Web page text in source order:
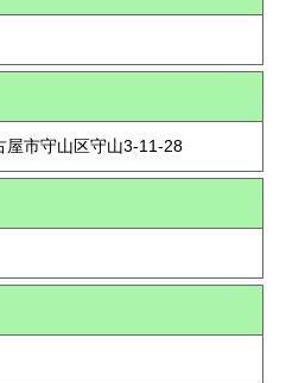
屋市守山区守山3-11-28